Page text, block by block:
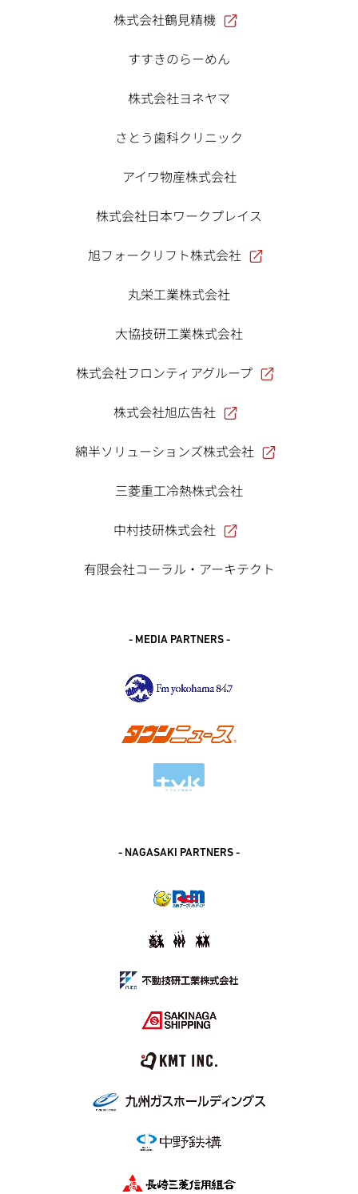
株式会社鶴見精機
すすきのらーめん
株式会社ヨネヤマ
さとう歯科クリニック
アイワ物産株式会社
株式会社日本ワークプレイス
旭フォークリフト株式会社
丸栄工業株式会社
大協技研工業株式会社
株式会社フロンティアグループ
株式会社旭広告社
綿半ソリューションズ株式会社
三菱重工冷熱株式会社
中村技研株式会社
有限会社コーラル・アーキテクト
- MEDIA PARTNERS -
- NAGASAKI PARTNERS -